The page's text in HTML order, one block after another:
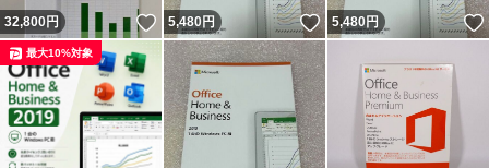
32,800円 いいね！
5,480円 いいね！
5,480円
最大10%対象